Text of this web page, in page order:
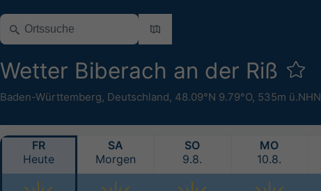
Wetter Biberach an der Riß
Baden-Württemberg, Deutschland, 48.09°N 9.79°O, 535m ü.NHN
FR
Heute
SA
Morgen
SO
9.8.
MO
10.8.